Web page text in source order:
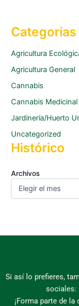
Categorias
Agricultura
Agricultura General
Cannabis
Cannabis Medicinal
Jardinería/Huerto
Uncategorized
Histórico
Archivos
Si así lo prefieres,
sociales:
¡Forma parte de